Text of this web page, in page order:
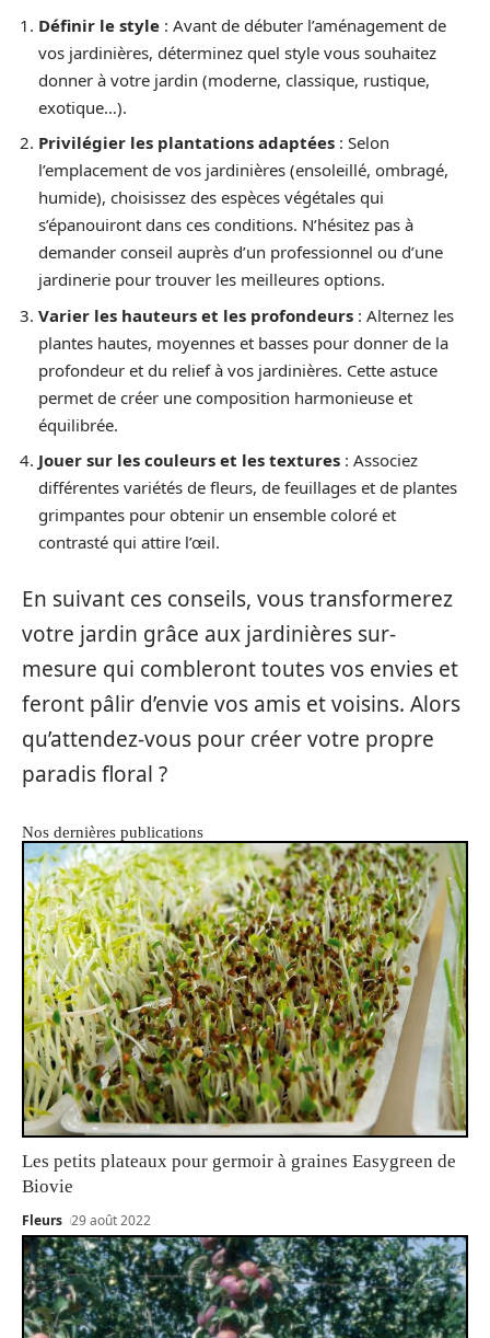
Définir le style : Avant de débuter l’aménagement de
vos jardinières, déterminez quel style vous souhaitez
donner à votre jardin (moderne, classique, rustique,
exotique…).
Privilégier les plantations adaptées : Selon
l’emplacement de vos jardinières (ensoleillé, ombragé,
humide), choisissez des espèces végétales qui
s’épanouiront dans ces conditions. N’hésitez pas à
demander conseil auprès d’un professionnel ou d’une
jardinerie pour trouver les meilleures options.
Varier les hauteurs et les profondeurs : Alternez les
plantes hautes, moyennes et basses pour donner de la
profondeur et du relief à vos jardinières. Cette astuce
permet de créer une composition harmonieuse et
équilibrée.
Jouer sur les couleurs et les textures : Associez
différentes variétés de fleurs, de feuillages et de plantes
grimpantes pour obtenir un ensemble coloré et
contrasté qui attire l’œil.
En suivant ces conseils, vous transformerez
votre jardin grâce aux jardinières sur-
mesure qui combleront toutes vos envies et
feront pâlir d’envie vos amis et voisins. Alors
qu’attendez-vous pour créer votre propre
paradis floral ?
Nos dernières publications
Les petits plateaux pour germoir à graines Easygreen de
Biovie
Fleurs 29 août 2022